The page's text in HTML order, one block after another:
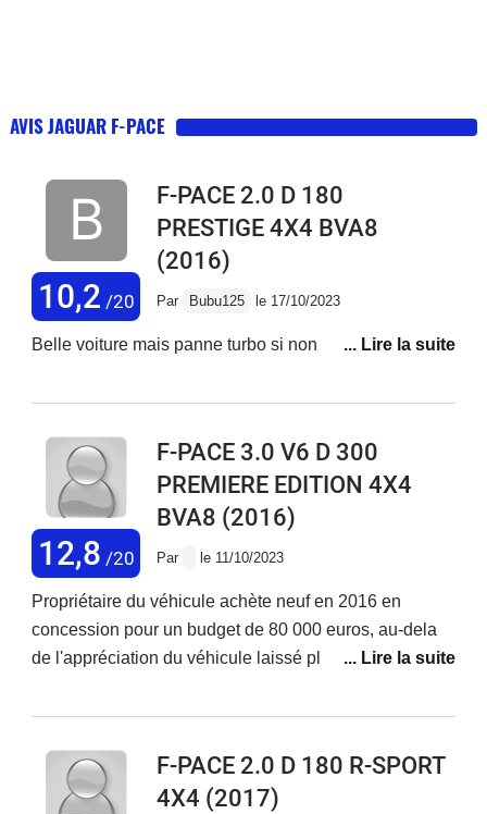
AVIS JAGUAR F-PACE
10,2 /20
F-PACE 2.0 D 180
PRESTIGE 4X4 BVA8
(2016)
Par Bubu125 le 17/10/2023
Belle voiture mais panne turbo si non rien à déclarer
12,8 /20
F-PACE 3.0 V6 D 300
PREMIERE EDITION 4X4
BVA8 (2016)
Par le 11/10/2023
Propriétaire du véhicule achète neuf en 2016 en
concession pour un budget de 80 000 euros, au-dela
de l'appréciation du véhicule laissé plus haut , un SAV
détachées ( radiateur) 1 an sur la chaine de distribution
du mot client.( octobre 2023) et qui ne rappelle même
pas ( la concession n'ayant aucun pouvoir)Ce n'est pas
F-PACE 2.0 D 180 R-SPORT
4X4 (2017)